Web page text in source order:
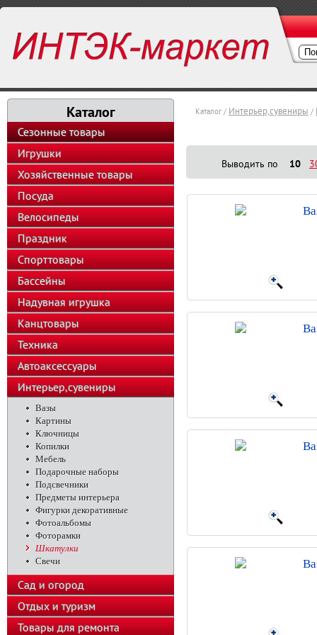
Каталог
Сезонные товары
Игрушки
Хозяйственные товары
Посуда
Велосипеды
Праздник
Спорттовары
Бассейны
Надувная игрушка
Канцтовары
Техника
Автоаксессуары
Интерьер,сувениры
Вазы
Картины
Ключницы
Копилки
Мебель
Подарочные наборы
Подсвечники
Предметы интерьера
Фигурки декоративные
Фотоальбомы
Фоторамки
Шкатулки
Свечи
Сад и огород
Отдых и туризм
Товары для ремонта
Каталог / Интерьер,сувениры /
Выводить по 10